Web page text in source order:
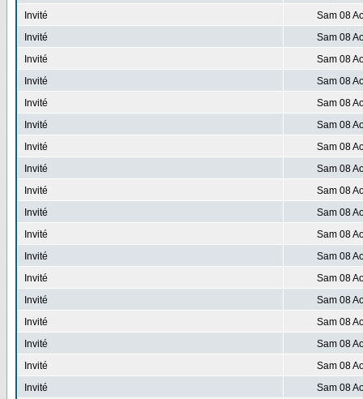
Invité
Sam 08
Invité
Sam 08
Invité
Sam 08
Invité
Sam 08
Invité
Sam 08
Invité
Sam 08
Invité
Sam 08
Invité
Sam 08
Invité
Sam 08
Invité
Sam 08
Invité
Sam 08
Invité
Sam 08
Invité
Sam 08
Invité
Sam 08
Invité
Sam 08
Invité
Sam 08
Invité
Sam 08
Invité
Sam 08